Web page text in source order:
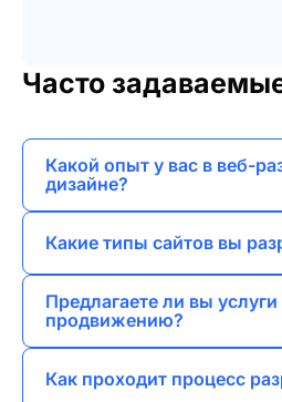
Часто
Какой опыт у вас в веб-
дизайне?
дизайне, я создаю сайты
сложности.
Какие типы сайтов вы
корпоративные сайты,
Предлагаете ли вы услуги
продвижению?
для повышения видимости
Как проходит процесс